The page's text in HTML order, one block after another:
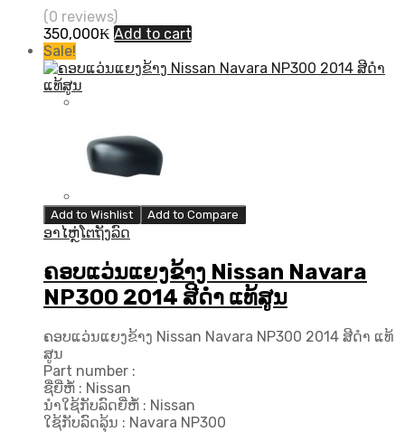
(0 reviews)
350,000₭ Add to cart
Sale!
Add to Wishlist Add to Compare
ອາໄຫຼ່ໂຕຖັງລົດ
ຄອບແວ່ນແຍງຂ້າງ Nissan Navara
NP300 2014 ສີດຳ ແທ້ສູນ
ຄອບແວ່ນແຍງຂ້າງ Nissan Navara NP300 2014 ສີດຳ ແທ້
ສູນ
Part number :
ຊື່ຍີ່ຫໍ້ : Nissan
ນຳໃຊ້ກັບລົດຍີ່ຫໍ້ : Nissan
ໃຊ້ກັບລົດລຸ້ນ : Navara NP300